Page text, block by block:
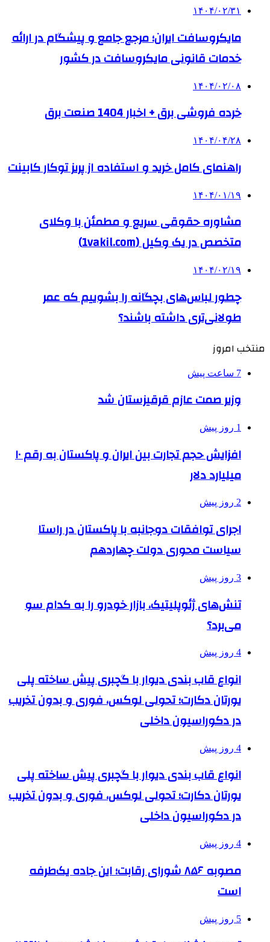
۱۴۰۴/۰۲/۳۱
مایکروسافت ایران؛ مرجع جامع و پیشگام در ارائه
خدمات قانونی مایکروسافت در کشور
۱۴۰۴/۰۲/۰۸
خرده فروشی برق + اخبار 1404 صنعت برق
۱۴۰۴/۰۴/۲۸
راهنمای کامل خرید و استفاده از پریز توکار کابینت
۱۴۰۴/۰۱/۱۹
مشاوره حقوقی سریع و مطمئن با وکلای
متخصص در یک وکیل (1vakil.com)
۱۴۰۴/۰۲/۱۹
چطور لباس‌های بچگانه را بشوییم که عمر
طولانی‌تری داشته باشند؟
منتخب امروز
7 ساعت پیش
وزیر صمت عازم قرقیزستان شد
1 روز پیش
افزایش حجم تجارت بین ایران و پاکستان به رقم ۱۰
میلیارد دلار
2 روز پیش
اجرای توافقات دوجانبه با پاکستان در راستا
سیاست محوری دولت چهاردهم
3 روز پیش
تنش‌های ژئوپلیتیک، بازار خودرو را به کدام سو
می‌برد؟
4 روز پیش
انواع قاب بندی دیوار با گچبری پیش ساخته پلی
یورتان دکارت؛ تحولی لوکس، فوری و بدون تخریب
در دکوراسیون داخلی
4 روز پیش
انواع قاب بندی دیوار با گچبری پیش ساخته پلی
یورتان دکارت؛ تحولی لوکس، فوری و بدون تخریب
در دکوراسیون داخلی
4 روز پیش
مصوبه ۸۵۶ شورای رقابت؛ این جاده یک‌طرفه
است
5 روز پیش